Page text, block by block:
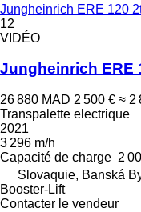
Jungheinrich ERE 120
12
VIDÉO
Jungheinrich ERE
26 880 MAD 2 500 € ≈ 2
Transpalette electrique
2021
3 296 m/h
Capacité de charge 2
Slovaquie, Banská
Booster-Lift
Contacter le vendeur